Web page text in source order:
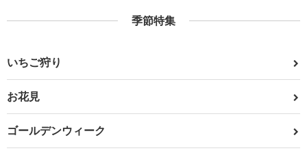
季節特集
いちご狩り
お花見
ゴールデンウィーク